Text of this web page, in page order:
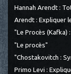
Hannah Arendt :
Arendt : Expliquer
"Le Procès (Kafka)
"Le procès"
"Chostakovitch :
Primo Levi :